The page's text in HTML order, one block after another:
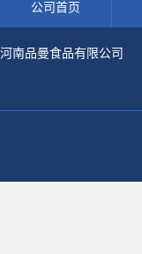
公司首页
河南品曼食品有限公司